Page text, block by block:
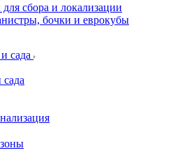
сбора и локализации
бочки и еврокубы
сада